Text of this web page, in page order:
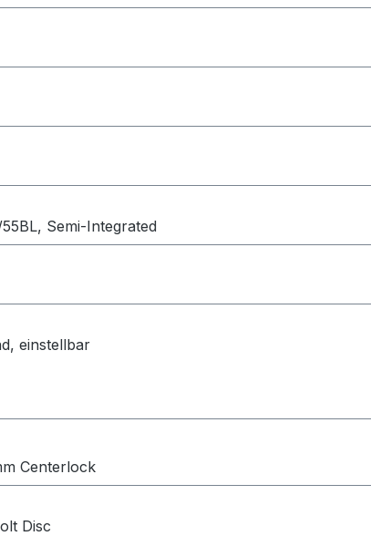
Semi-Integrated
einstellbar
Centerlock
Disc